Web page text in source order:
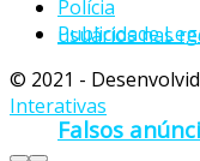
Falsos
Polícia
Publicidade
© 2021 -
Interativas